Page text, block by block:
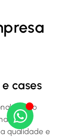
cases
para o
o
qualidade e